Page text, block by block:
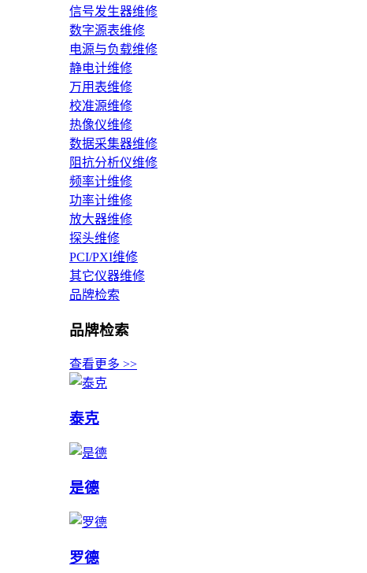
信号发生器维修
数字源表维修
电源与负载维修
静电计维修
万用表维修
校准源维修
热像仪维修
数据采集器维修
阻抗分析仪维修
频率计维修
功率计维修
放大器维修
探头维修
PCI/PXI维修
其它仪器维修
品牌检索
品牌检索
查看更多 >>
泰克
是德
罗德